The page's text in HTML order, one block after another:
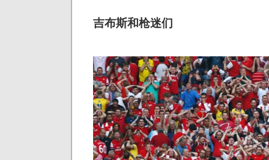
吉布斯和枪迷们